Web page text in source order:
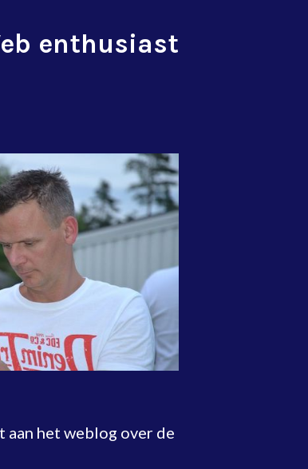
enthusiast
het weblog over de